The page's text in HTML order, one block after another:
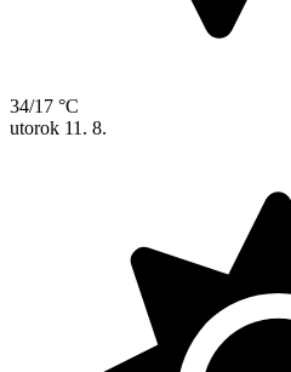
34/17 °C
utorok 11. 8.